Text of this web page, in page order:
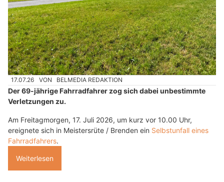
17.07.26 VON BELMEDIA REDAKTION
Der 69-jährige Fahrradfahrer zog sich dabei unbestimmte
Verletzungen zu.
Am Freitagmorgen, 17. Juli 2026, um kurz vor 10.00 Uhr,
ereignete sich in Meistersrüte / Brenden ein Selbstunfall eines
Fahrradfahrers.
Weiterlesen